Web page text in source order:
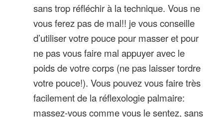
sans trop réfléchir à la technique. Vous ne
vous ferez pas de mal!! je vous conseille
d’utiliser votre pouce pour masser et pour
ne pas vous faire mal appuyer avec le
poids de votre corps (ne pas laisser tordre
votre pouce!). Vous pouvez vous faire très
facilement de la réflexologie palmaire:
massez-vous comme vous le sentez, sans